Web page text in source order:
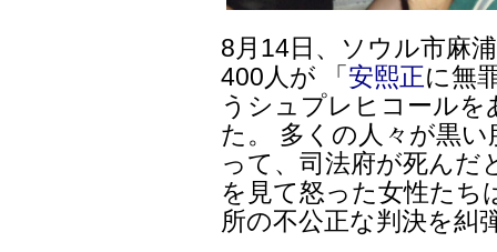
8月14日、ソウル市麻
400人が 「安熙正に無
うシュプレヒコール
た。 多くの人々が黒
って、司法府が死んだ
を見て怒った女性たち
所の不公正な判決を糾